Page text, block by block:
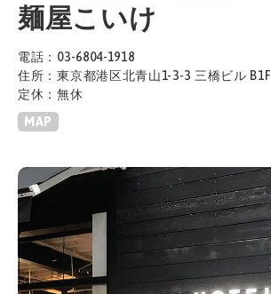
麺屋こいけ
電話：03-6804-1918
住所：東京都港区北青山1-3-3 三橋ビル B1F
定休：無休
MAP